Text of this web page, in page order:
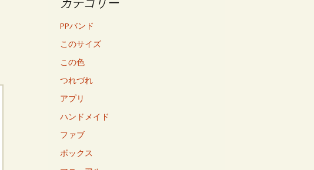
PPバンド
このサイズ
この色
つれづれ
アプリ
ハンドメイド
ファブ
ボックス